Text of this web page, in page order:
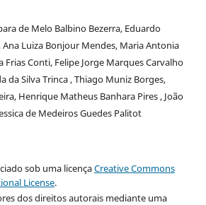
de Melo Balbino Bezerra, Eduardo
Ana Luiza Bonjour Mendes, Maria Antonia
Frias Conti, Felipe Jorge Marques Carvalho
da Silva Trinca , Thiago Muniz Borges,
Henrique Matheus Banhara Pires , João
de Medeiros Guedes Palitot
sob uma licençaCreative Commons
License.
dos direitos autorais mediante uma